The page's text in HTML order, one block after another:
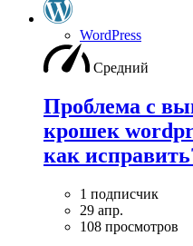
WordPress
Средний
Проблема с
крошек
как
1 подписчик
29 апр.
108 просмотров